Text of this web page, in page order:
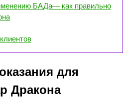
БАДа— как правильно
для
Дракона